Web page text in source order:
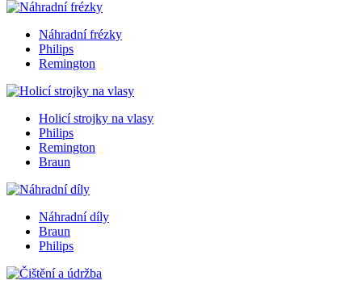
Náhradní frézky
Philips
Remington
Holicí strojky na vlasy
Philips
Remington
Braun
Náhradní díly
Braun
Philips